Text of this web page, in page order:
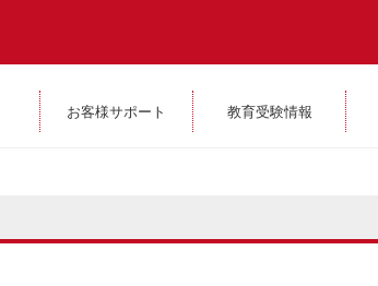
お客様サポート 教育受験情報